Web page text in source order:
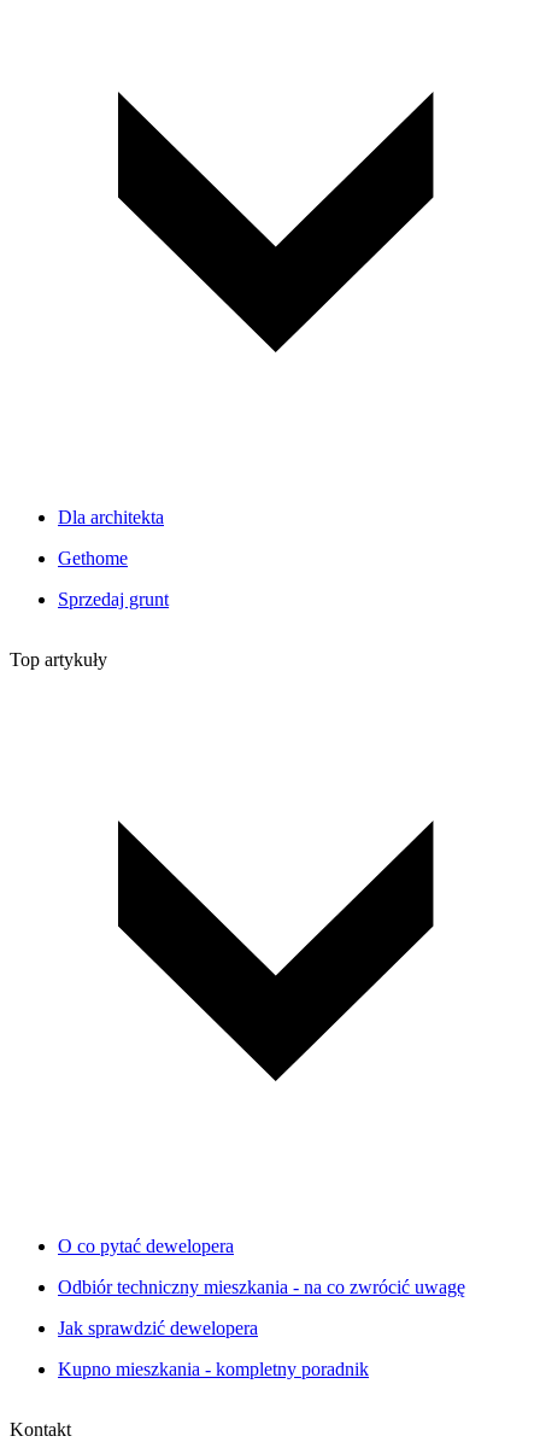
Dla architekta
Gethome
Sprzedaj grunt
Top artykuły
O co pytać dewelopera
Odbiór techniczny mieszkania - na co zwrócić uwagę
Jak sprawdzić dewelopera
Kupno mieszkania - kompletny poradnik
Kontakt